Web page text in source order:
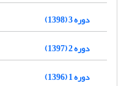
دوره 3 (1398)
دوره 2 (1397)
دوره 1 (1396)